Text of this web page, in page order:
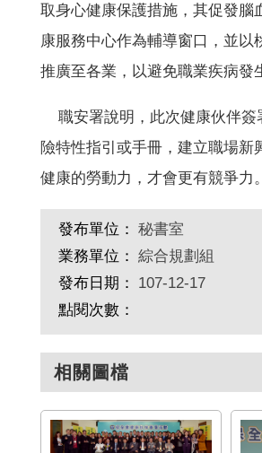
取身心健康保護措施，其促發腦
康服務中心作為輔導窗口，並
推廣至各業，以避免職業疾病發
職安署說明，此次健康伙伴簽
險特性指引或手冊，建立職場
健康的勞動力，才會更有競爭力。
發布單位： 秘書室
業務單位： 綜合規劃組
發布日期：
107-12-17
點閱次數：
相關圖檔